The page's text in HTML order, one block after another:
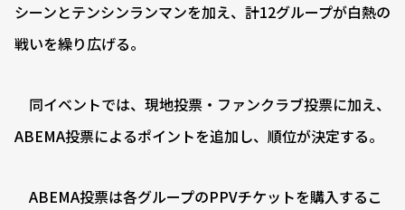
シーンとテンシンランマンを加え、計12グループが白熱の
戦いを繰り広げる。
同イベントでは、現地投票・ファンクラブ投票に加え、
ABEMA投票によるポイントを追加し、順位が決定する。
ABEMA投票は各グループのPPVチケットを購入するこ